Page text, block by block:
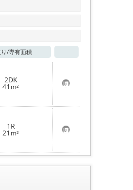
/専有面積
2DK
41 m² お
気
に
入
り
登
録
1R
21 m² お
気
に
入
登